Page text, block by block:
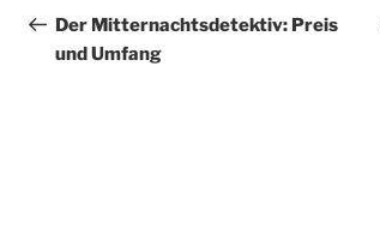
Beitrag
Der Mitternachtsdetektiv: Preis
und Umfang